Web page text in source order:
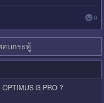
0
อบกระทู้
G PRO ?